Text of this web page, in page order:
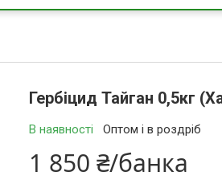
Гербіцид Тайган 0,5кг
В наявності Оптом і в роздріб
1 850 ₴/банка